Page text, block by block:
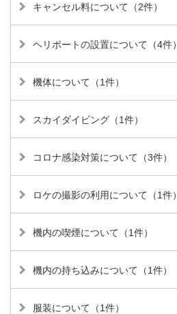
キャンセル料について（2件）
ヘリポートの設置について（4件）
機体について（1件）
スカイダイビング（1件）
コロナ感染対策について（3件）
ロケの撮影の利用について（1件）
機内の喫煙について（1件）
機内の持ち込みについて（1件）
服装について（1件）